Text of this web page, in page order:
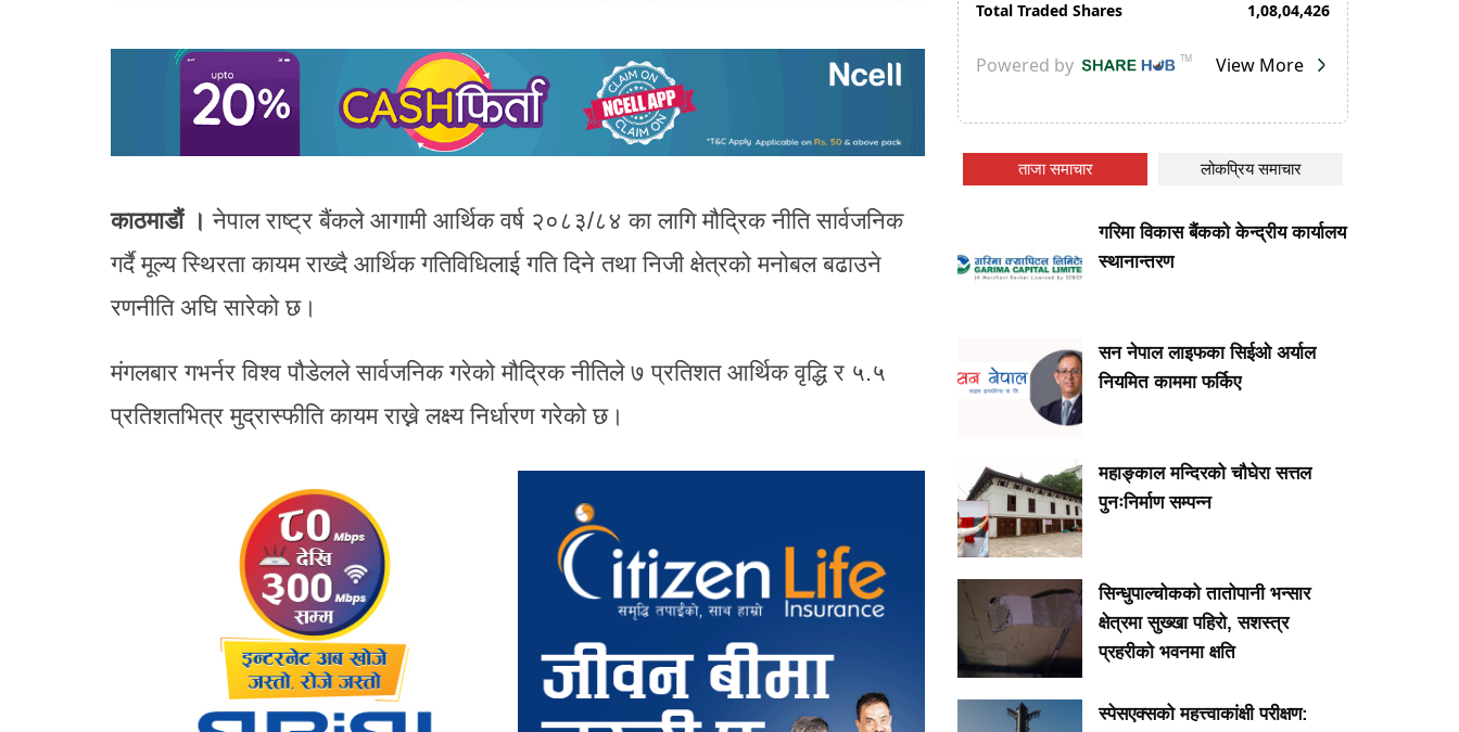
काठमाडौं । नेपाल राष्ट्र बैंकले आगामी आर्थिक वर्ष २०८३/८४ का लागि मौद्रिक नीति सार्वजनिक
गर्दै मूल्य स्थिरता कायम राख्दै आर्थिक गतिविधिलाई गति दिने तथा निजी क्षेत्रको मनोबल बढाउने
रणनीति अघि सारेको छ।
मंगलबार गभर्नर विश्व पौडेलले सार्वजनिक गरेको मौद्रिक नीतिले ७ प्रतिशत आर्थिक वृद्धि र ५.५
प्रतिशतभित्र मुद्रास्फीति कायम राख्ने लक्ष्य निर्धारण गरेको छ।
ताजा समाचार लोकप्रिय समाचार
गरिमा विकास बैंकको केन्द्रीय कार्यालय
स्थानान्तरण
सन नेपाल लाइफका सिईओ अर्याल
नियमित काममा फर्किए
महाङ्काल मन्दिरको चौघेरा सत्तल
पुनःनिर्माण सम्पन्न
सिन्धुपाल्चोकको तातोपानी भन्सार
क्षेत्रमा सुख्खा पहिरो, सशस्त्र
प्रहरीको भवनमा क्षति
स्पेसएक्सको महत्त्वाकांक्षी परीक्षण: